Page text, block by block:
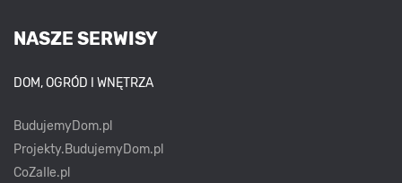
NASZE SERWISY
DOM, OGRÓD I WNĘTRZA
BudujemyDom.pl
Projekty.BudujemyDom.pl
CoZaIle.pl